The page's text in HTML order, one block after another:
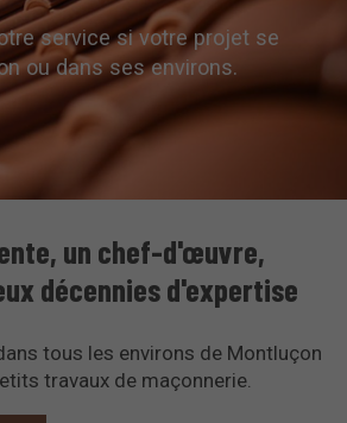
service si votre projet se
ou dans ses environs.
un chef-d'œuvre,
décennies d'expertise
tous les environs de Montluçon
travaux de maçonnerie.